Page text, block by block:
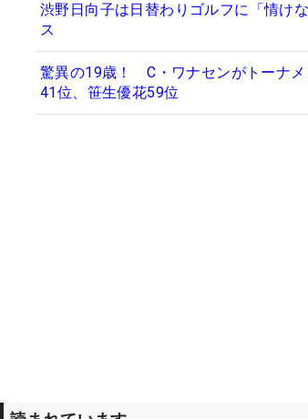
渋野日向子は日替わりゴルフに「情け
ス
驚異の19歳！ C・ワナセンがトーナ
41位、笹生優花59位